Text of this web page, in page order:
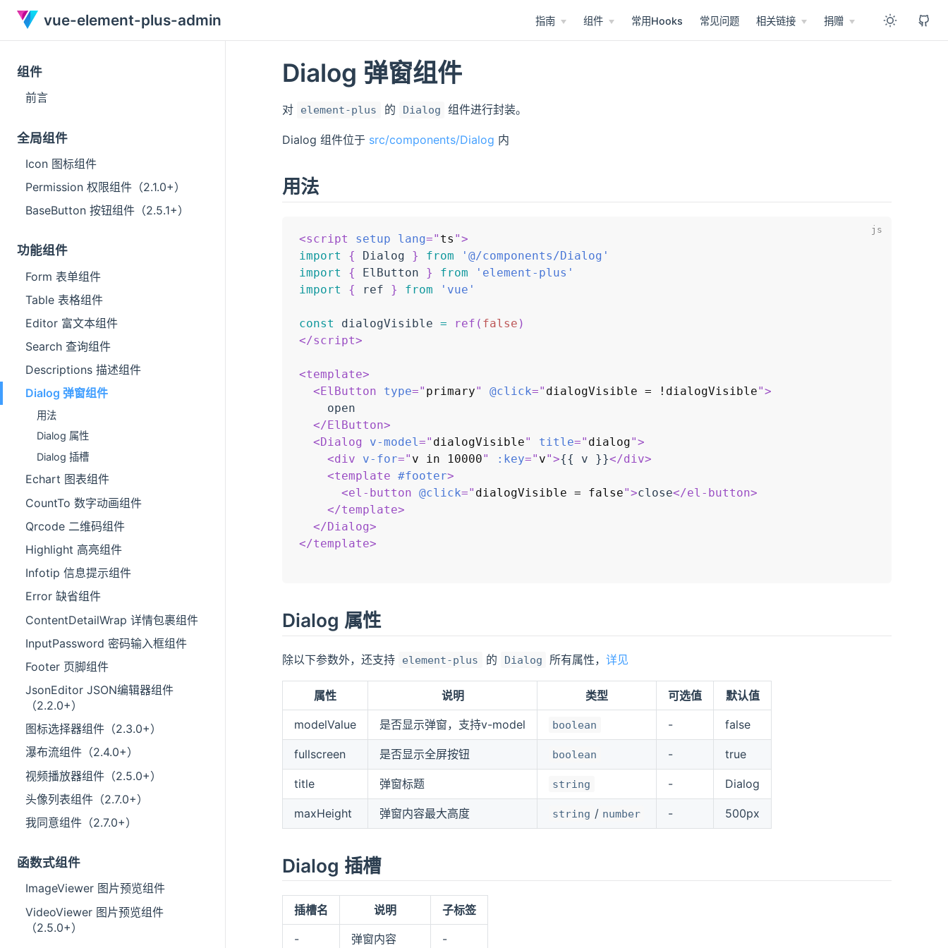
vue-element-plus-admin 指南 组件 常用Hooks 常见问题 相关链接 捐赠
组件
前言
全局组件
Icon 图标组件
Permission 权限组件（2.1.0+）
BaseButton 按钮组件（2.5.1+）
功能组件
Form 表单组件
Table 表格组件
Editor 富文本组件
Search 查询组件
Descriptions 描述组件
Dialog 弹窗组件
用法
Dialog 属性
Dialog 插槽
Echart 图表组件
CountTo 数字动画组件
Qrcode 二维码组件
Highlight 高亮组件
Infotip 信息提示组件
Error 缺省组件
ContentDetailWrap 详情包裹组件
InputPassword 密码输入框组件
Footer 页脚组件
JsonEditor JSON编辑器组件
（2.2.0+）
图标选择器组件（2.3.0+）
瀑布流组件（2.4.0+）
视频播放器组件（2.5.0+）
头像列表组件（2.7.0+）
我同意组件（2.7.0+）
函数式组件
ImageViewer 图片预览组件
VideoViewer 图片预览组件
（2.5.0+）
Dialog 弹窗组件
对 element-plus 的 Dialog 组件进行封装。
Dialog 组件位于 src/components/Dialog 内
用法
<script setup lang=" ts ">
import
{ Dialog } from
'@/components/Dialog'
import
{ ElButton } from
'element-plus'
import
{ ref } from 'vue'
const dialogVisible = ref ( false )
</script>
<template>
<ElButton type=" primary" @click=" dialogVisible = !dialogVisible">
    open
</ElButton>
<Dialog v-model =" dialogVisible" title=" dialog">
<div v-for=" v in 10000" :key=" v">{{ v }}</div>
<template #footer>
<el-button @click=" dialogVisible = false">close</el-button>
</template>
</Dialog>
</template>
Dialog 属性
除以下参数外，还支持 element-plus 的 Dialog 所有属性，详见
属性 说明 类型 可选值 默认值
modelValue 是否显示弹窗，支持v-model boolean - false
fullscreen 是否显示全屏按钮 boolean - true
title 弹窗标题 string - Dialog
maxHeight 弹窗内容最大高度 string / number - 500px
Dialog 插槽
插槽名 说明 子标签
- 弹窗内容 -